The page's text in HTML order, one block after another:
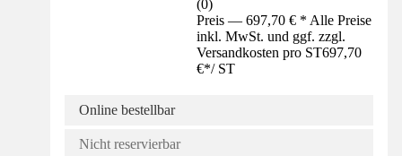
(0)
Preis — 697,70 € * Alle Preise
inkl. MwSt. und ggf. zzgl.
Versandkosten pro ST697,70
€*/ ST
Online bestellbar
Nicht reservierbar